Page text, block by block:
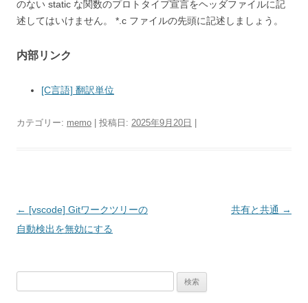
のない static な関数のプロトタイプ宣言をヘッダファイルに記
述してはいけません。 *.c ファイルの先頭に記述しましょう。
内部リンク
[C言語] 翻訳単位
カテゴリー: memo | 投稿日: 2025年9月20日
投
稿
← [vscode] Gitワークツリーの
自動検出を無効にする
共有と共通 →